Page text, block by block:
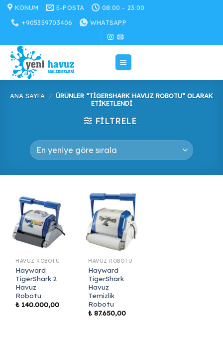
İçeriğe
atla
KONUM E-POSTA
08:00 - 23:00
+905359703406
WHATSAPP
ANA SAYFA / ÜRÜNLER “TIGERSHARK HAVUZ ROBOTU” OLARAK
ETIKETLENDI
FILTRELE
HAVUZ ROBOTU
Hayward
TigerShark 2
Havuz
Robotu
₺ 140.000,00
HAVUZ ROBOTU
Hayward
TigerShark
Havuz
Temizlik
Robotu
₺ 87.650,00